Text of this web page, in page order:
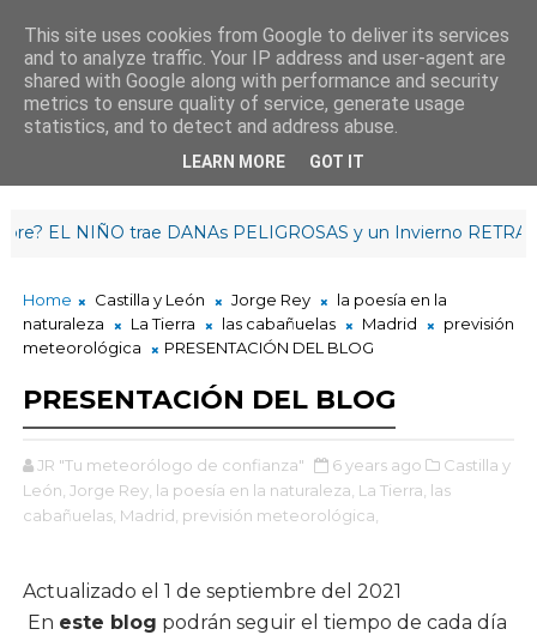
¡Buen día!
16: 45: 26
NIÑO trae DANAs PELIGROSAS y un Invierno RETRASADO
Home Castilla y León Jorge Rey
la poesía en la
naturaleza
La Tierra las cabañuelas Madrid
previsión
meteorológica
PRESENTACIÓN DEL BLOG
PRESENTACIÓN DEL BLOG
JR "Tu meteorólogo de confianza" 6 years ago
Castilla y
León, Jorge Rey, la poesía en la naturaleza, La Tierra, las
cabañuelas, Madrid, previsión meteorológica,
Actualizado el 1 de septiembre del 2021
En este blog podrán seguir el tiempo de cada día
This site uses cookies from Google to deliver its services
and to analyze traffic. Your IP address and user-agent are
shared with Google along with performance and security
metrics to ensure quality of service, generate usage
statistics, and to detect and address abuse.
LEARN MORE GOT IT